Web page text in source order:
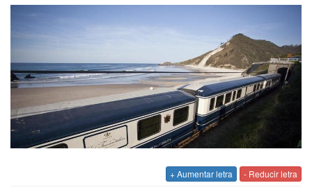
+ Aumentar letra - Reducir letra